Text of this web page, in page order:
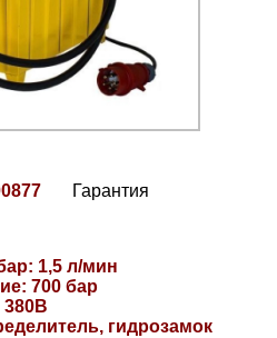
Гарантия
1,5 л/мин
700 бар
380В
гидрозамок